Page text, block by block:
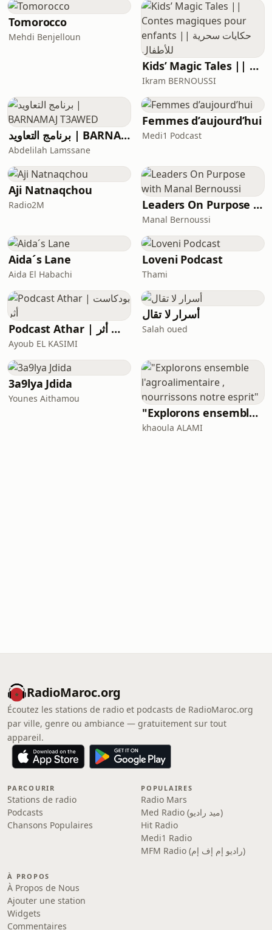
Tomorocco
Mehdi Benjelloun
Kids’ Magic Tales || Contes magiques pour enfants || حكايات سحرية للأطفال
Ikram BERNOUSSI
برنامج التعاويد | BARNAMAJ T3AWED
Abdelilah Lamssane
Femmes d’aujourd’hui
Medi1 Podcast
Aji Natnaqchou
Radio2M Leaders On Purpose with Manal Bernoussi
Manal Bernoussi
Aida´s Lane
Aida El Habachi
Loveni Podcast
Thami
Podcast Athar | بودكاست أثر
Ayoub EL KASIMI
أسرار لا تقال
Salah oued
3a9lya Jdida
Younes Aithamou
"Explorons ensemble l'agroalimentaire , nourrissons notre esprit"
khaoula ALAMI
RadioMaroc.org
Écoutez les stations de radio et podcasts de RadioMaroc.org
par ville, genre ou ambiance — gratuitement sur tout
appareil.
PARCOURIR
Stations de radio
Podcasts
Chansons Populaires
POPULAIRES
Radio Mars
Med Radio (ميد راديو)
Hit Radio
Medi1 Radio
MFM Radio (راديو إم إف إم)
À PROPOS
À Propos de Nous
Ajouter une station
Widgets
Commentaires